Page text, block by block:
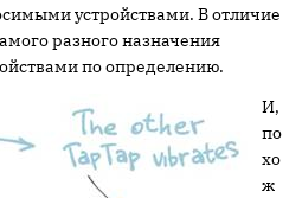
устройствами. В отличие
разного назначения
по определению.
И,
по
хо
ж